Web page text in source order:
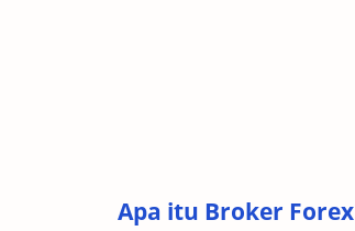
Apa itu Broker